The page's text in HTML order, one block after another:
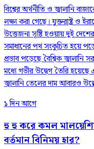
বিশ্বের অর্থনীতি ও জ্বালানি
লক্ষ্য করা গেছে। যুক্তরাষ্ট্র ও
উত্তেজনা সৃষ্টি হওয়ায় দুই
সমাধানের পথ সংকুচিত হয়ে
প্রভাব পড়েছে বৈশ্বিক জ্বালানি
মধ্যে গভীর উদ্বেগ তৈরি
জ্বালানি তেলের দাম আবারও
১ দিন আগে
হু হু করে কমল
বর্তমান বিনিময় হার?